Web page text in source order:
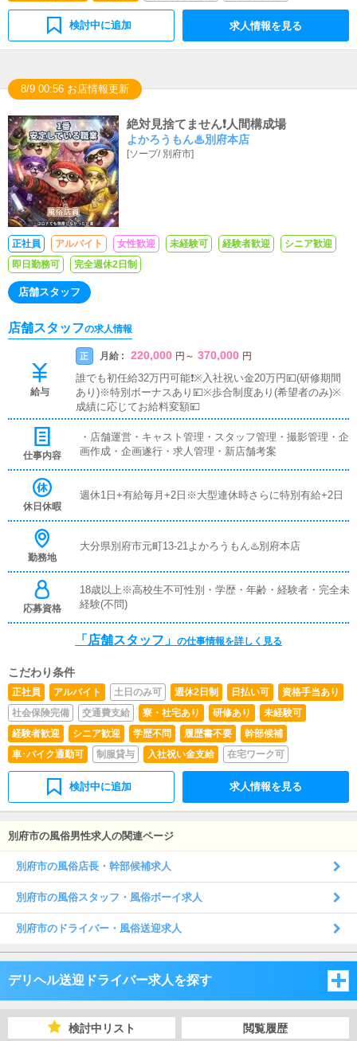
検討中に追加 求人情報を見る
8/9 00:56 お店情報更新
絶対見捨てません❗️人間構成場
よかろうもん♨別府本店
[ソープ/ 別府市]
正社員 アルバイト 女性歓迎 未経験可 経験者歓迎
シニア歓迎
即日勤務可
完全週休2日制
店舗スタッフ
店舗スタッフの求人情報
給与
正 月給 : 220,000 円 ～ 370,000 円
誰でも初任給32万円可能❗️※入社祝い金20万円💴(研修期間
あり)※特別ボーナスあり💴※歩合制度あり(希望者のみ)※
成績に応じてお給料変額💴
仕事内容
・店舗運営・キャスト管理・スタッフ管理・撮影管理・企
画作成・企画遂行・求人管理・新店舗考案
休日休暇
週休1日+有給毎月+2日※大型連休時さらに特別有給+2日
勤務地
大分県別府市元町13-21よかろうもん♨️別府本店
応募資格
18歳以上※高校生不可性別・学歴・年齢・経験者・完全未
経験(不問)
「店舗スタッフ」 の仕事情報を詳しく見る
こだわり条件
正社員 アルバイト 土日のみ可 週休2日制 日払い可
資格手当あり
社会保険完備
交通費支給 寮・社宅あり 研修あり
未経験可
経験者歓迎
シニア歓迎 学歴不問 履歴書不要
幹部候補
車･バイク通勤可
制服貸与 入社祝い金支給 在宅ワーク可
検討中に追加 求人情報を見る
別府市の風俗男性求人の関連ページ
別府市の風俗店長・幹部候補求人
別府市の風俗スタッフ・風俗ボーイ求人
別府市のドライバー・風俗送迎求人
デリヘル送迎ドライバー求人を探す
福岡県
検討中リスト 閲覧履歴